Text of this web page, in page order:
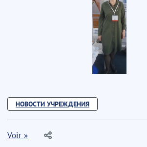
НОВОСТИ УЧРЕЖДЕНИЯ
Voir »